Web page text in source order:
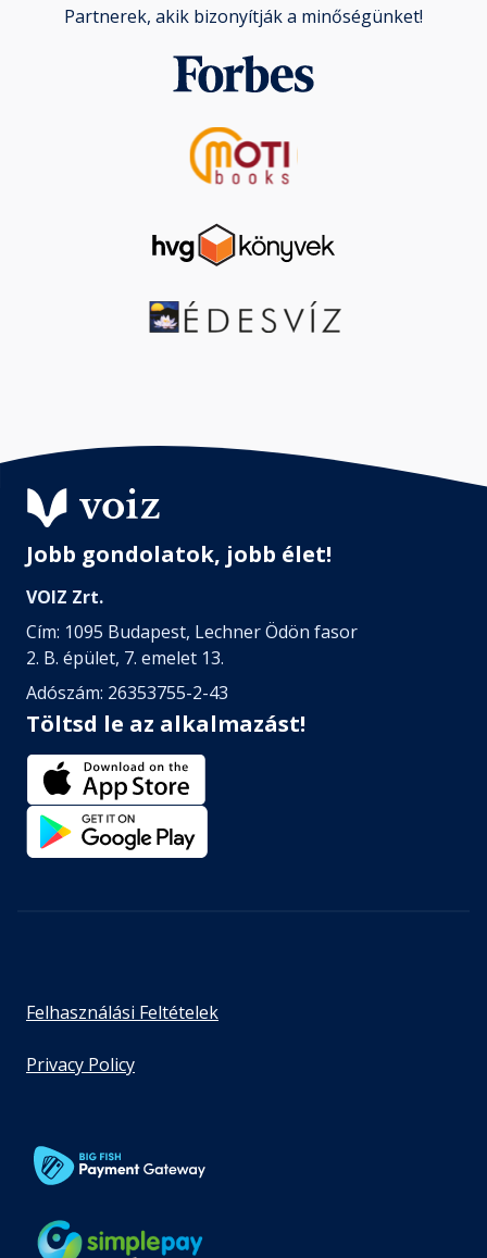
Partnerek, akik bizonyítják a minőségünket!
Jobb gondolatok, jobb élet!
VOIZ Zrt.
Cím: 1095 Budapest, Lechner Ödön fasor
2. B. épület, 7. emelet 13.
Adószám: 26353755-2-43
Töltsd le az alkalmazást!
Felhasználási Feltételek
Privacy Policy